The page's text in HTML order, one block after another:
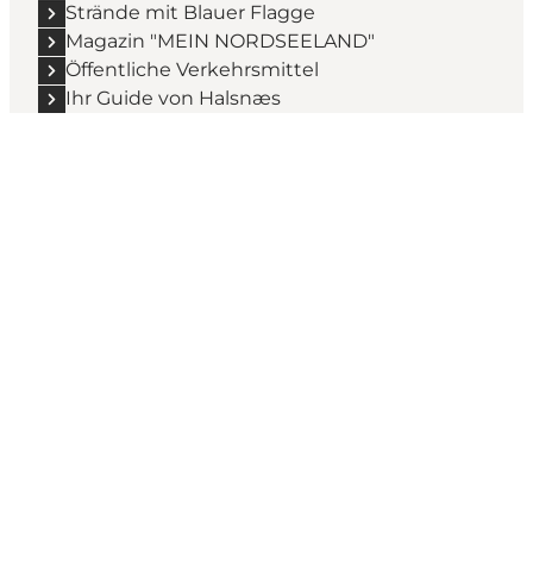
Strände mit Blauer Flagge
Magazin "MEIN NORDSEELAND"
Öffentliche Verkehrsmittel
Ihr Guide von Halsnæs